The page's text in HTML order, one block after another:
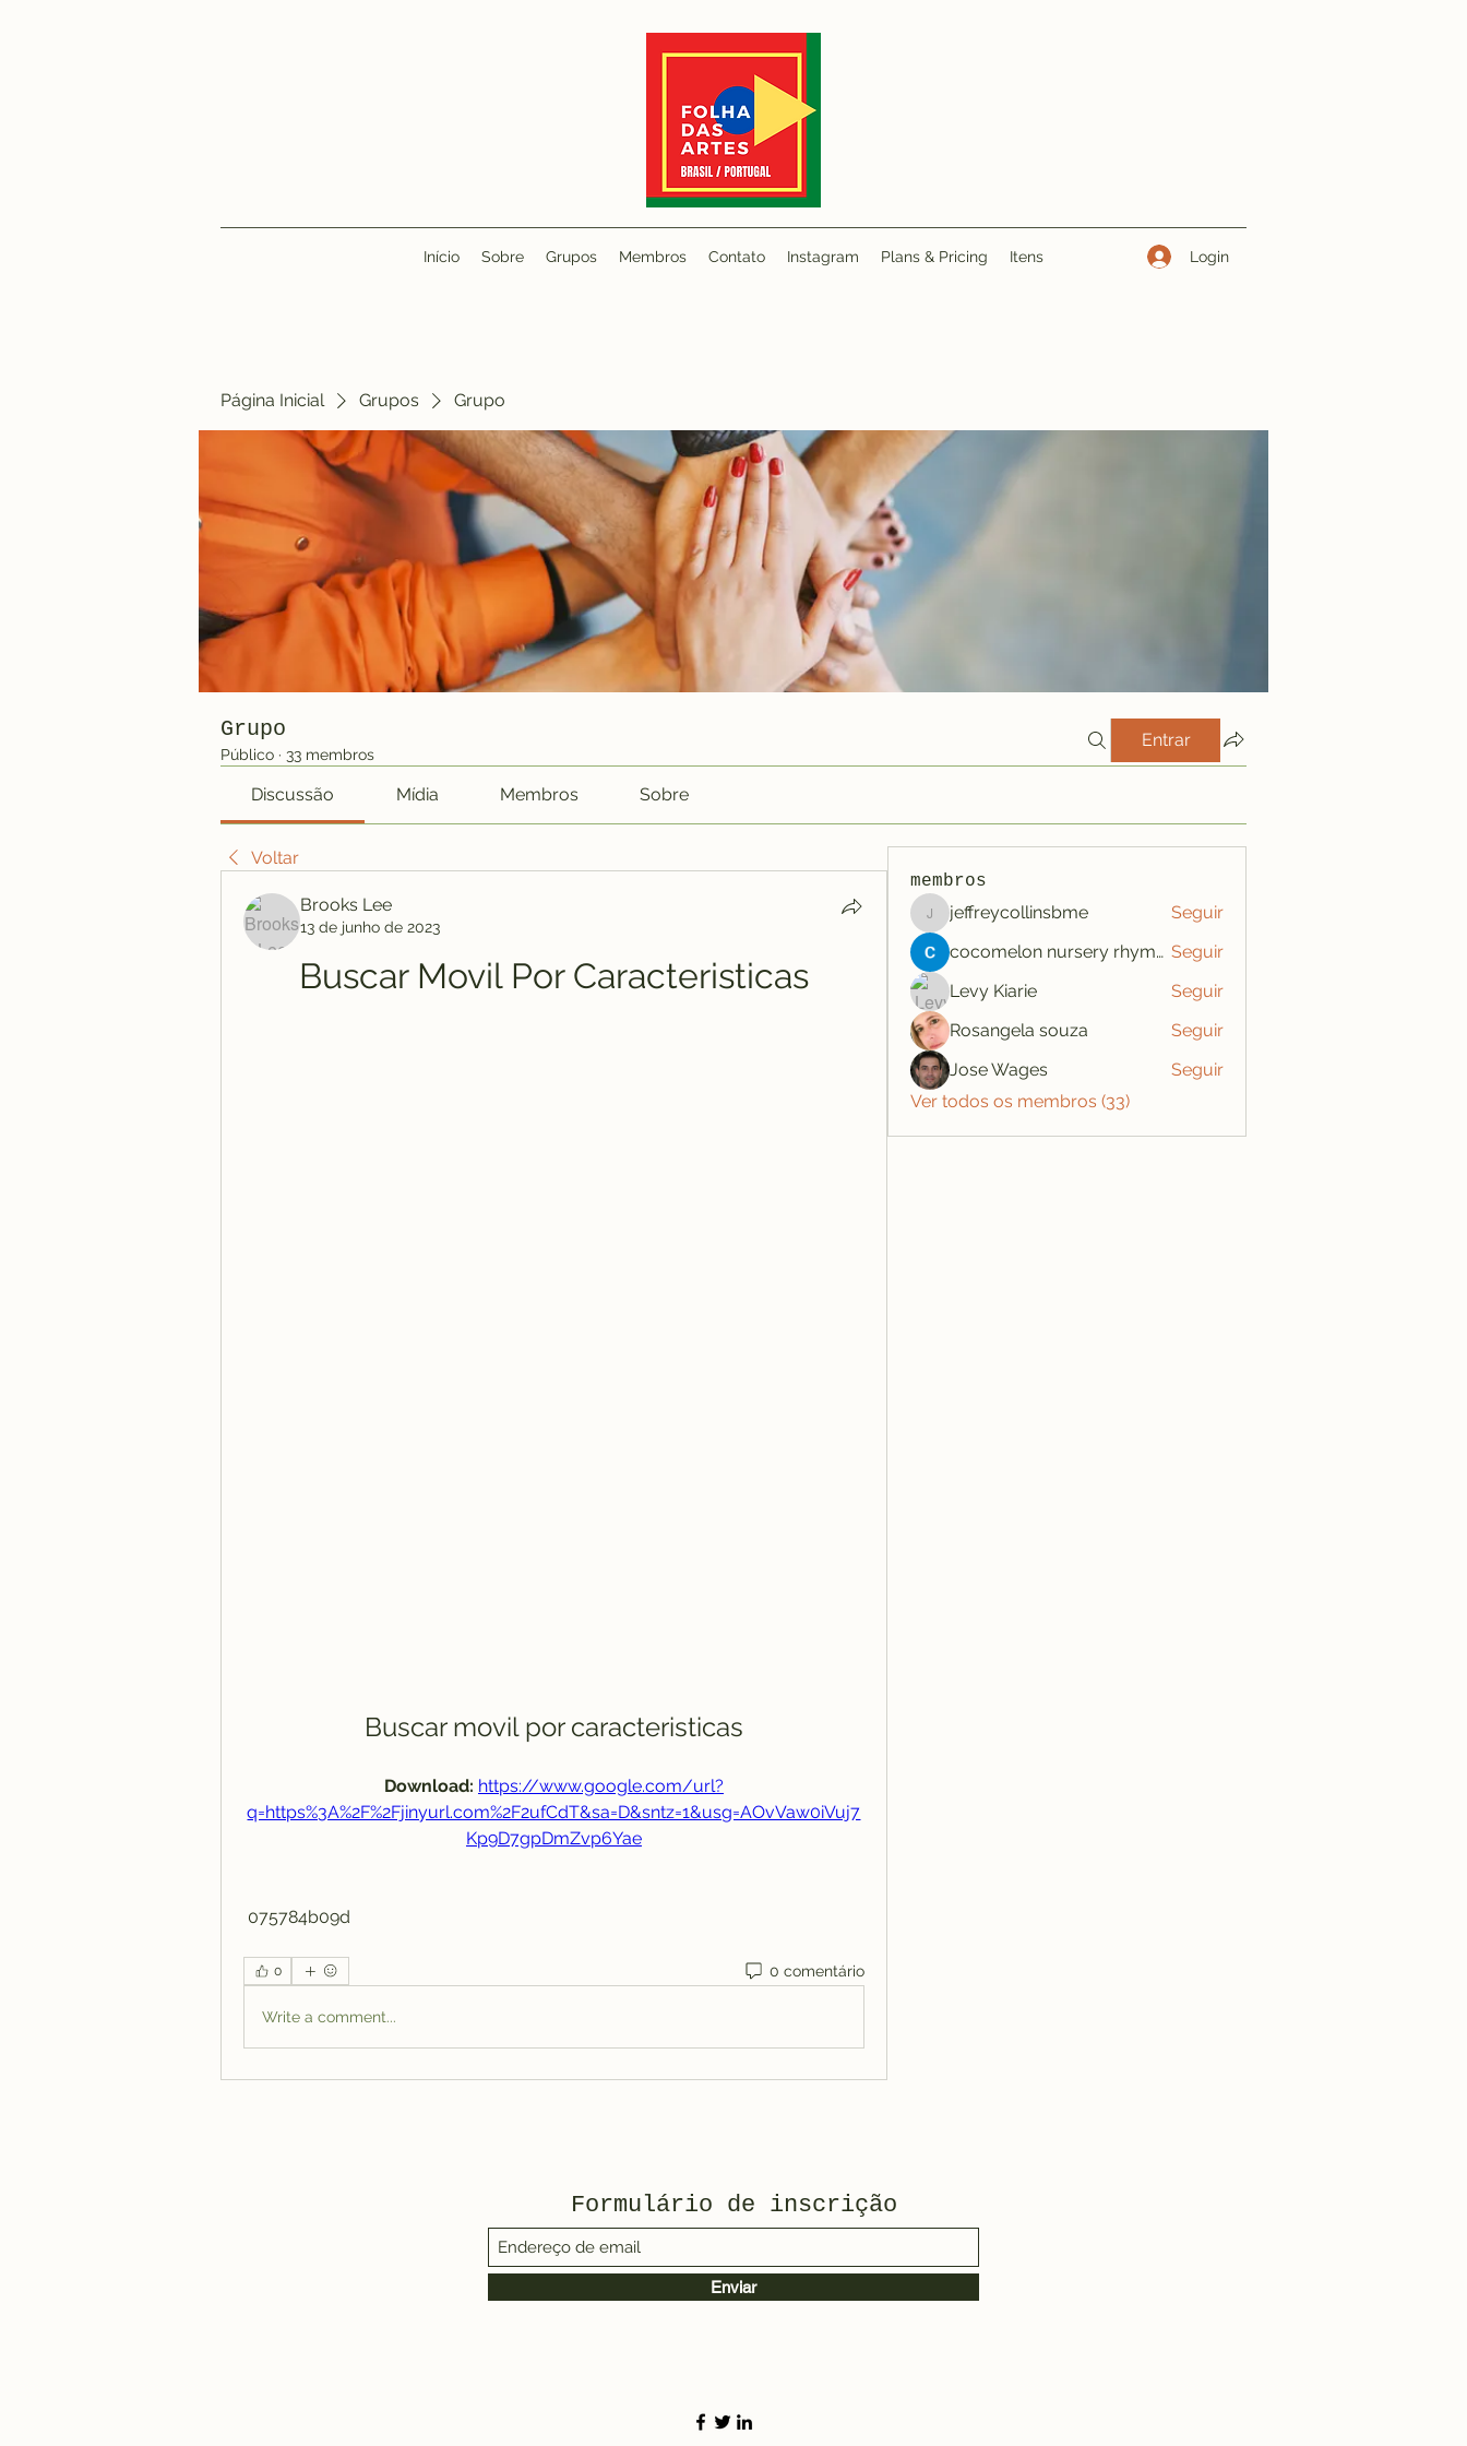
Início Sobre Grupos Membros Contato Instagram Plans & Pricing Itens Login
Página Inicial Grupos Grupo
Grupo
Público · 33 membros
Entrar
Discussão Mídia Membros Sobre
Voltar
Brooks Lee
13 de junho de 2023
Buscar Movil Por Caracteristicas
Buscar movil por caracteristicas
Download: https://www.google.com/url?
q=https%3A%2F%2Fjinyurl.com%2F2ufCdT&sa=D&sntz=1&usg=AOvVaw0iVuj7
Kp9D7gpDmZvp6Yae
075784b09d
0 0 comentário
Write a comment...
membros
jeffreycollinsbme
jeffreycollinsbme
Seguir
cocomelon nursery rhymes Seguir
Levy Kiarie
Seguir
Rosangela souza
Seguir
Jose Wages
Seguir
Ver todos os membros (33)
Formulário de inscrição
Enviar